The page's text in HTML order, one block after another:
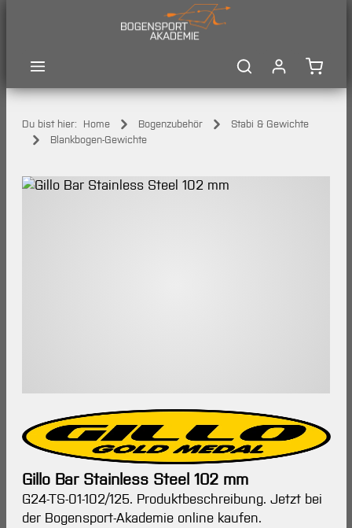
Du bist hier: Home Bogenzubehör
Stabi & Gewichte
Blankbogen-Gewichte
Bildergalerie überspringen
Gillo Bar Stainless Steel 102 mm
G24-TS-01-102/125. Produktbeschreibung. Jetzt bei
der Bogensport-Akademie online kaufen.